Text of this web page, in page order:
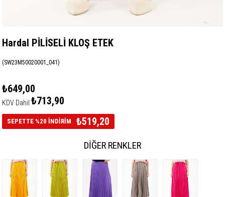
Hardal PİLİSELİ KLOŞ ETEK
(SW23M50020001_041)
₺649,00
KDV Dahil ₺713,90
SEPETTE %20 İNDİRİM ₺519,20
DIĞER RENKLER